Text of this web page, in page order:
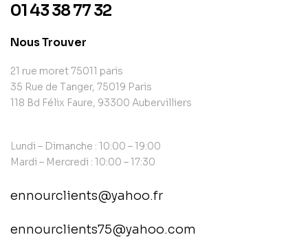
01 43 38 77 32
Nous Trouver
21 rue moret 75011 paris
35 Rue de Tanger, 75019 Paris
118 Bd Félix Faure, 93300 Aubervilliers
Lundi – Dimanche : 10:00 – 19:00
Mardi – Mercredi : 10:00 – 17:30
ennourclients@yahoo.fr
ennourclients75@yahoo.com